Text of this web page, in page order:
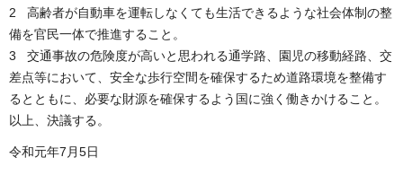
2 高齢者が自動車を運転しなくても生活できるような社会体制の整
備を官民一体で推進すること。
3 交通事故の危険度が高いと思われる通学路、園児の移動経路、交
差点等において、安全な歩行空間を確保するため道路環境を整備す
るとともに、必要な財源を確保するよう国に強く働きかけること。
以上、決議する。
令和元年7月5日